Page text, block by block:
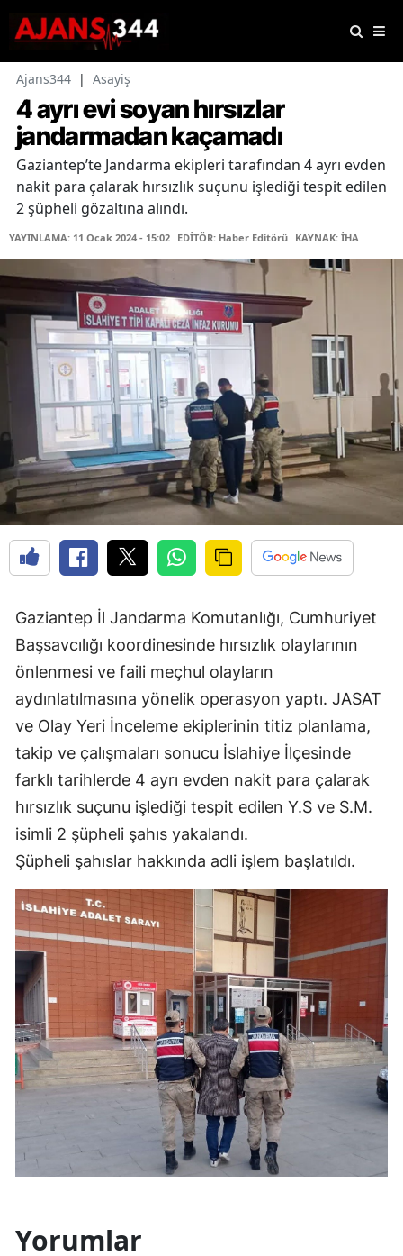
Ajans344 | Asayiş
4 ayrı evi soyan hırsızlar
jandarmadan kaçamadı
Gaziantep’te Jandarma ekipleri tarafından 4 ayrı evden
nakit para çalarak hırsızlık suçunu işlediği tespit edilen
2 şüpheli gözaltına alındı.
YAYINLAMA: 11 Ocak 2024 - 15:02 EDİTÖR: Haber Editörü KAYNAK: İHA
Gaziantep İl Jandarma Komutanlığı, Cumhuriyet
Başsavcılığı koordinesinde hırsızlık olaylarının
önlenmesi ve faili meçhul olayların
aydınlatılmasına yönelik operasyon yaptı. JASAT
ve Olay Yeri İnceleme ekiplerinin titiz planlama,
takip ve çalışmaları sonucu İslahiye İlçesinde
farklı tarihlerde 4 ayrı evden nakit para çalarak
hırsızlık suçunu işlediği tespit edilen Y.S ve S.M.
isimli 2 şüpheli şahıs yakalandı.
Şüpheli şahıslar hakkında adli işlem başlatıldı.
Yorumlar